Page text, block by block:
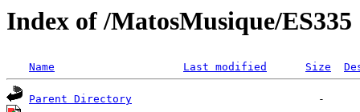
Index of /MatosMusique/ES335
Name Last modified Size
Parent Directory